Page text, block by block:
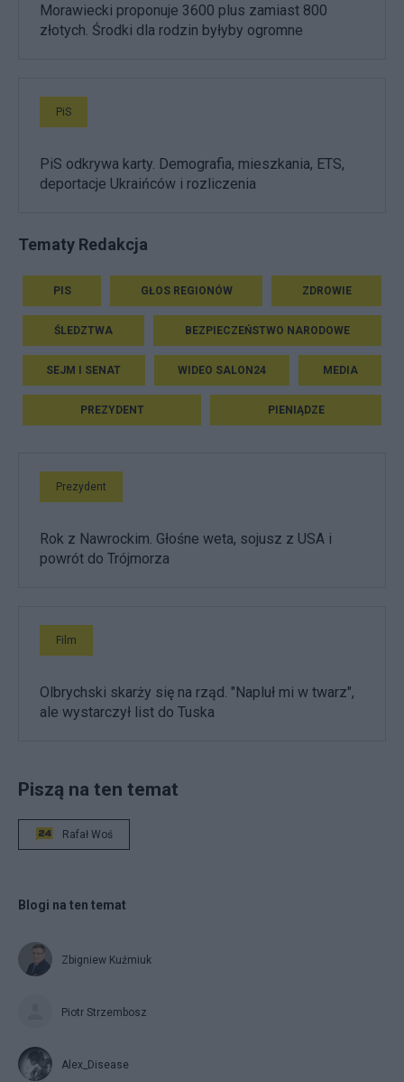
Morawiecki proponuje 3600 plus zamiast 800
złotych. Środki dla rodzin byłyby ogromne
PiS
PiS odkrywa karty. Demografia, mieszkania, ETS,
deportacje Ukraińców i rozliczenia
Tematy Redakcja
PIS GŁOS REGIONÓW ZDROWIE
ŚLEDZTWA BEZPIECZEŃSTWO NARODOWE
SEJM I SENAT WIDEO SALON24 MEDIA
PREZYDENT PIENIĄDZE
Prezydent
Rok z Nawrockim. Głośne weta, sojusz z USA i
powrót do Trójmorza
Film
Olbrychski skarży się na rząd. "Napluł mi w twarz",
ale wystarczył list do Tuska
Piszą na ten temat
Rafał Woś
Blogi na ten temat
Zbigniew Kuźmiuk
Piotr Strzembosz
Alex_Disease